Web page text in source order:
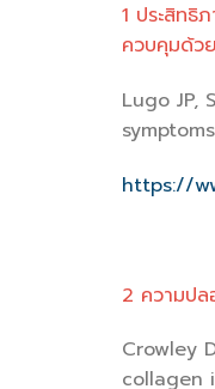
1 ประสิทธิ
ควบคุมด้ว
Lugo
https://
2 ความปล
Crowley
collagen